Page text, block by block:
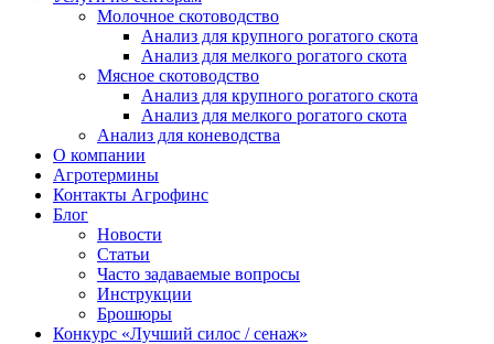
Молочное скотоводство
Анализ для крупного рогатого скота
Анализ для мелкого рогатого скота
Мясное скотоводство
Анализ для крупного рогатого скота
Анализ для мелкого рогатого скота
Анализ для коневодства
О компании
Агротермины
Контакты Агрофинс
Блог
Новости
Статьи
Часто задаваемые вопросы
Инструкции
Брошюры
Конкурс «Лучший силос / сенаж»